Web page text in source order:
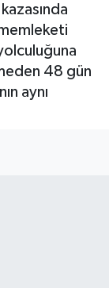
48 gün
aynı